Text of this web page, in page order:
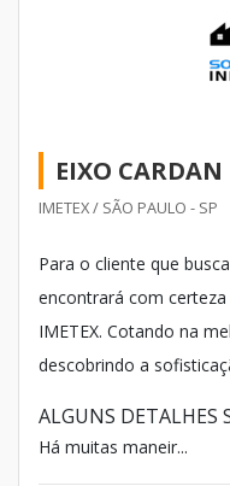
EIXO
IMETEX / SÃO PAULO - SP
Para o cliente que
encontrará com
IMETEX. Cotando na
descobrindo a
ALGUNS DETALHES
Há muitas maneir...